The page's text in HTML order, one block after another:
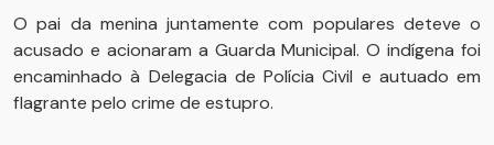
O pai da menina juntamente com populares deteve o
acusado e acionaram a Guarda Municipal. O indígena foi
encaminhado à Delegacia de Polícia Civil e autuado em
flagrante pelo crime de estupro.